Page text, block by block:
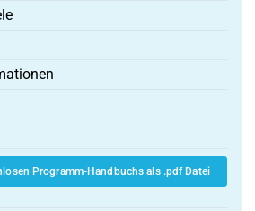
Programm-Handbuchs als .pdf Datei